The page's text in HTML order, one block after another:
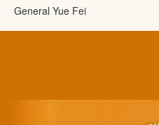
General Yue Fei